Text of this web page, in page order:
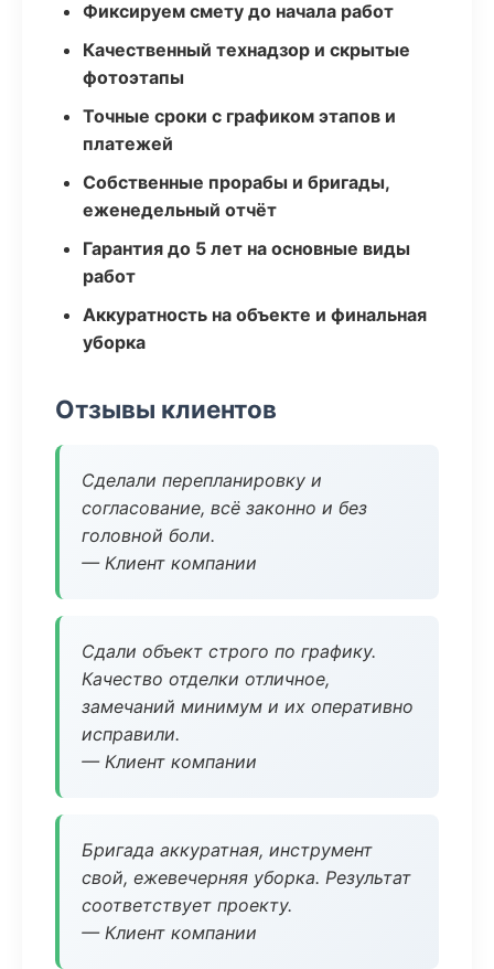
Фиксируем смету до начала работ
Качественный технадзор и скрытые
фотоэтапы
Точные сроки с графиком этапов и
платежей
Собственные прорабы и бригады,
еженедельный отчёт
Гарантия до 5 лет на основные виды
работ
Аккуратность на объекте и финальная
уборка
Отзывы клиентов
Сделали перепланировку и
согласование, всё законно и без
головной боли.
— Клиент компании
Сдали объект строго по графику.
Качество отделки отличное,
замечаний минимум и их оперативно
исправили.
— Клиент компании
Бригада аккуратная, инструмент
свой, ежевечерняя уборка. Результат
соответствует проекту.
— Клиент компании